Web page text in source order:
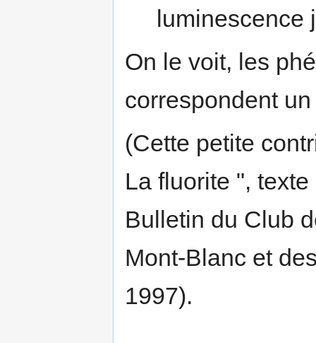
luminescence
On le voit, les
correspondent
(Cette petite
La fluorite ",
Bulletin du Club
Mont-Blanc et
1997).